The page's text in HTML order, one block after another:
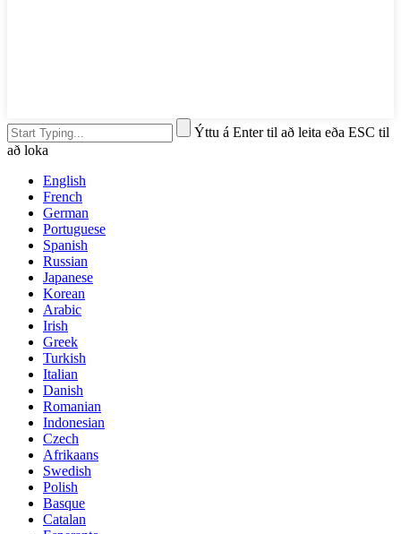
Ýttu á Enter til að leita eða ESC til
að loka
English
French
German
Portuguese
Spanish
Russian
Japanese
Korean
Arabic
Irish
Greek
Turkish
Italian
Danish
Romanian
Indonesian
Czech
Afrikaans
Swedish
Polish
Basque
Catalan